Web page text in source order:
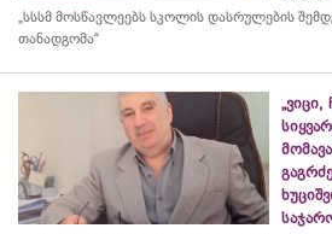
„სსსმ მოსწავლეებს სკოლის დასრულების
თანადგომა“
„ვიცი,